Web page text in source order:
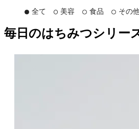
全て 美容 食品 その
毎日のはちみつシリー